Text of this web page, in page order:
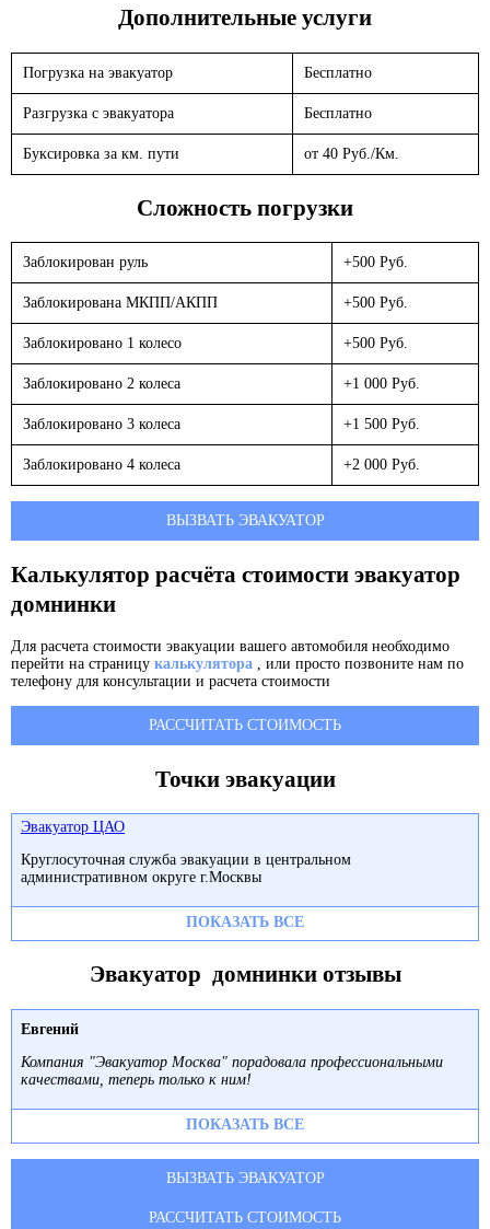
Дополнительные услуги
Погрузка на эвакуатор Бесплатно
Разгрузка с эвакуатора Бесплатно
Буксировка за км. пути от 40 Руб./Км.
Сложность погрузки
Заблокирован руль +500 Руб.
Заблокирована МКПП/АКПП +500 Руб.
Заблокировано 1 колесо +500 Руб.
Заблокировано 2 колеса +1 000 Руб.
Заблокировано 3 колеса +1 500 Руб.
Заблокировано 4 колеса +2 000 Руб.
ВЫЗВАТЬ ЭВАКУАТОР
Калькулятор расчёта стоимости эвакуатор
домнинки
Для расчета стоимости эвакуации вашего автомобиля необходимо
перейти на страницу калькулятора , или просто позвоните нам по
телефону для консультации и расчета стоимости
РАССЧИТАТЬ СТОИМОСТЬ
Точки эвакуации
Эвакуатор ЦАО
Круглосуточная служба эвакуации в центральном
административном округе г.Москвы
ПОКАЗАТЬ ВСЕ
Эвакуатор домнинки отзывы
Евгений
Компания "Эвакуатор Москва" порадовала профессиональными
качествами, теперь только к ним!
ПОКАЗАТЬ ВСЕ
ВЫЗВАТЬ ЭВАКУАТОР
РАССЧИТАТЬ СТОИМОСТЬ